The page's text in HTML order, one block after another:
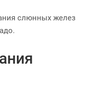
слюнных желез